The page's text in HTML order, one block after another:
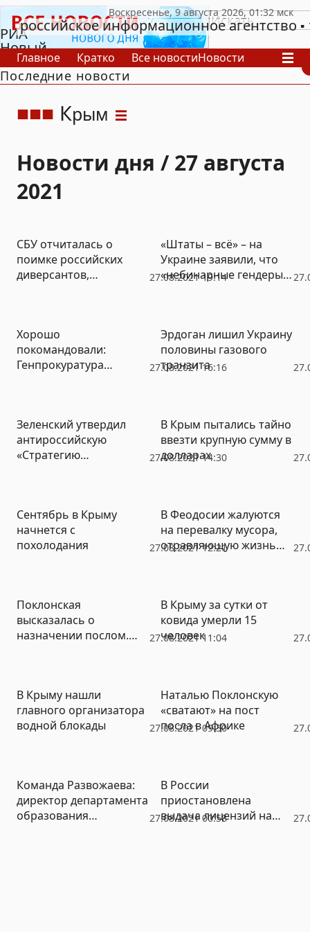
РИА
Новый
День
российское информационное агентство
Главное Кратко Все новостиНовости
В России
В мире
Последние новости
Крым
Новости дня / 27 августа
2021
27.08.2021 19:14
СБУ отчиталась о
поимке российских
диверсантов,
«Штаты – всё» – на
Украине заявили, что
«небинарные гендеры»
27.08.2021 16:16
Хорошо
покомандовали:
Генпрокуратура
украинских войск в
Иловайском котле
Эрдоган лишил Украину
половины газового
транзита
27.08.2021 14:30
Зеленский утвердил
антироссийскую
«Стратегию
В Крым пытались тайно
ввезти крупную сумму в
долларах
27.08.2021 12:21
Сентябрь в Крыму
начнется с
похолодания
В Феодосии жалуются
на перевалку мусора,
отравляющую жизнь
27.08.2021 11:04
Поклонская
высказалась о
назначении послом.
В Крыму за сутки от
ковида умерли 15
человек
27.08.2021 09:30
В Крыму нашли
главного организатора
водной блокады
Наталью Поклонскую
«сватают» на пост
посла в Африке
27.08.2021 00:58
Команда Развожаева:
директор департамента
образования
В России
приостановлена
выдача лицензий на